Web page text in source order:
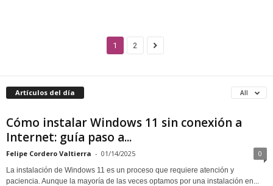
1 2
Artículos del día All
Cómo instalar Windows 11 sin conexión a
Internet: guía paso a...
Felipe Cordero Valtierra - 01/14/2025 0
La instalación de Windows 11 es un proceso que requiere atención y
paciencia. Aunque la mayoría de las veces optamos por una instalación en...